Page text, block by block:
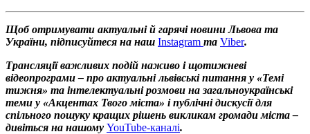
Щоб отримувати актуальні й гарячі новини Львова та
України, підписуйтеся на наш Instagram та Viber.
Трансляції важливих подій наживо і щотижневі
відеопрограми – про актуальні львівські питання у «Темі
тижня» та інтелектуальні розмови на загальноукраїнські
теми у «Акцентах Твого міста» і публічні дискусії для
спільного пошуку кращих рішень викликам громади міста –
дивіться на нашому YouTube-каналі.